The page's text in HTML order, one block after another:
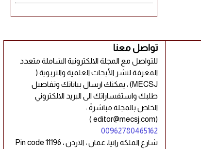
تواصل معنا
للتواصل مع المجلة الالكترونية الشاملة متعدد
المعرفة لنشر الأبحاث العلمية والتربوية (
MECSJ) ، يمكنك ارسال بياناتك وتفاصيل
طلبك واستفساراتك الى البريد الالكتروني
الخاص بالمجلة مباشرةً :
(editor@mecsj.com )
00962780465162
شارع الملكة رانيا، عمان ، الاردن ، Pin code 11196